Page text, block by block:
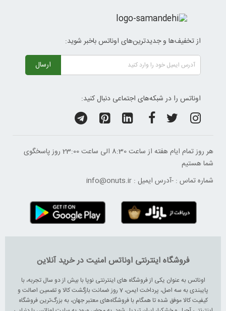
از تخفیف‌ها و جدیدترین‌های اوناتس باخبر شوید:
ارسال
اوناتس را در شبکه‌های اجتماعی دنبال کنید:
هر روز تمام ایام هفته از ساعت 8:30 الی ساعت 23:00 ‌روز پاسخگوی
شما هستیم
شماره تماس : -آدرس ایمیل : info@onuts.ir
فروشگاه اینترنتی اوناتس امنیت در خرید آنلاین
اوناتس به عنوان یکی از فروشگاه های اینترنتی نوپا با بیش از دو سال تجربه، با
پایبندی به سه اصل، پرداخت ایمن، 7 روز ضمانت بازگشت کالا و تضمین اصالت و
کیفیت کالا موفق شده تا همگام با فروشگاه‌های معتبر جهان، به بزرگ‌ترین فروشگاه